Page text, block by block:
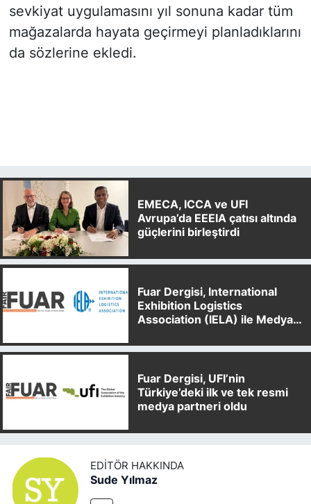
sevkiyat uygulamasını yıl sonuna kadar tüm
mağazalarda hayata geçirmeyi planladıklarını
da sözlerine ekledi.
EMECA, ICCA ve UFI
Avrupa’da EEEIA çatısı altında
güçlerini birleştirdi
Fuar Dergisi, International
Exhibition Logistics
Association (IELA) ile Medya
Fuar Dergisi, UFI’nin
Türkiye’deki ilk ve tek resmi
medya partneri oldu
EDITÖR HAKKINDA
Sude Yılmaz